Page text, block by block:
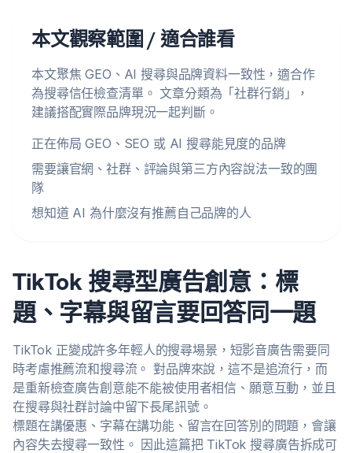
本文觀察範圍 / 適合誰看
本文聚焦 GEO、AI 搜尋與品牌資料一致性，適合作
為搜尋信任檢查清單。 文章分類為「社群行銷」，
建議搭配實際品牌現況一起判斷。
正在佈局 GEO、SEO 或 AI 搜尋能見度的品牌
需要讓官網、社群、評論與第三方內容說法一致的團
隊
想知道 AI 為什麼沒有推薦自己品牌的人
TikTok 搜尋型廣告創意：標
題、字幕與留言要回答同一題
TikTok 正變成許多年輕人的搜尋場景，短影音廣告需要同
時考慮推薦流和搜尋流。 對品牌來說，這不是追流行，而
是重新檢查廣告創意能不能被使用者相信、願意互動，並且
在搜尋與社群討論中留下長尾訊號。
標題在講優惠、字幕在講功能、留言在回答別的問題，會讓
內容失去搜尋一致性。 因此這篇把 TikTok 搜尋廣告拆成可